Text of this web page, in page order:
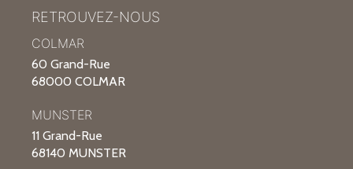
RETROUVEZ-NOUS
COLMAR
60 Grand-Rue
68000 COLMAR
MUNSTER
11 Grand-Rue
68140 MUNSTER